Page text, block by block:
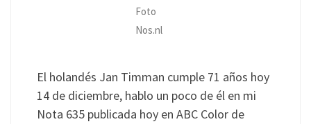
Foto
Nos.nl
El holandés Jan Timman cumple 71 años hoy
14 de diciembre, hablo un poco de él en mi
Nota 635 publicada hoy en ABC Color de